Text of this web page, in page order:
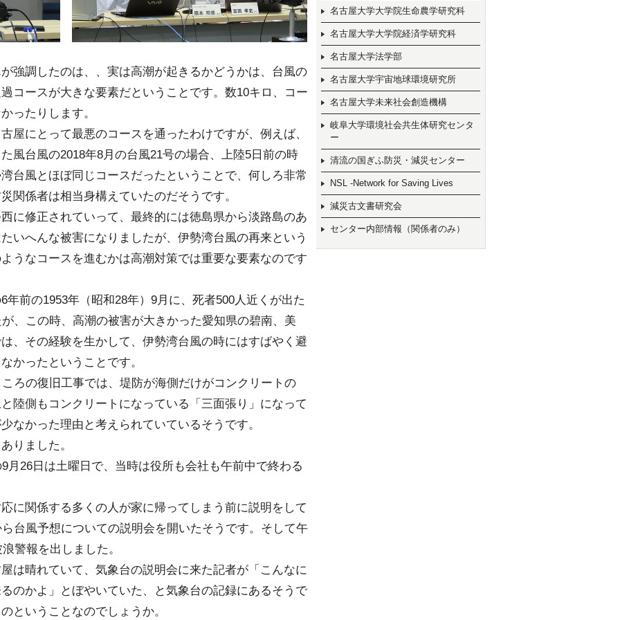
調したのは、、実は高潮が起きるかどうかは、台風の
コースが大きな要素だということです。数10キロ、コー
ったりします。
にとって最悪のコースを通ったわけですが、例えば、
風台風の2018年8月の台風21号の場合、上陸5日前の時
台風とほぼ同じコースだったということで、何しろ非常
関係者は相当身構えていたのだそうです。
修正されていって、最終的には徳島県から淡路島のあ
いへんな被害になりましたが、伊勢湾台風の再来という
うなコースを進むかは高潮対策では重要な要素なのです
前の1953年（昭和28年）9月に、死者500人近くが出た
、この時、高潮の被害が大きかった愛知県の碧南、美
、その経験を生かして、伊勢湾台風の時にはすばやく避
かったということです。
ろの復旧工事では、堤防が海側だけがコンクリートの
陸側もコンクリートになっている「三面張り」になって
なかった理由と考えられていているそうです。
りました。
26日は土曜日で、当時は役所も会社も午前中で終わる
関係する多くの人が家に帰ってしまう前に説明をして
台風予想についての説明会を開いたそうです。そして午
警報を出しました。
晴れていて、気象台の説明会に来た記者が「こんなに
のかよ」とぼやいていた、と気象台の記録にあるそうで
ということなのでしょうか。
名古屋大学大学院生命農学研究科
名古屋大学大学院経済学研究科
名古屋大学法学部
名古屋大学宇宙地球環境研究所
名古屋大学未来社会創造機構
岐阜大学環境社会共生体研究センタ
ー
清流の国ぎふ防災・減災センター
NSL -Network for Saving Lives
減災古文書研究会
センター内部情報（関係者のみ）